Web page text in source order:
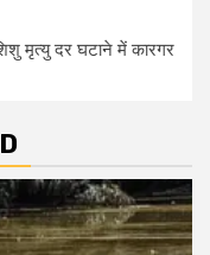
मृत्यु दर घटाने में कारगर